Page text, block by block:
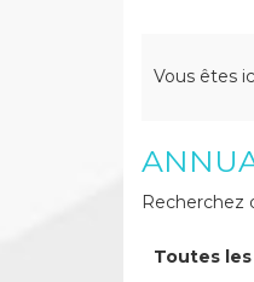
Vous êtes
Recherchez
Toutes